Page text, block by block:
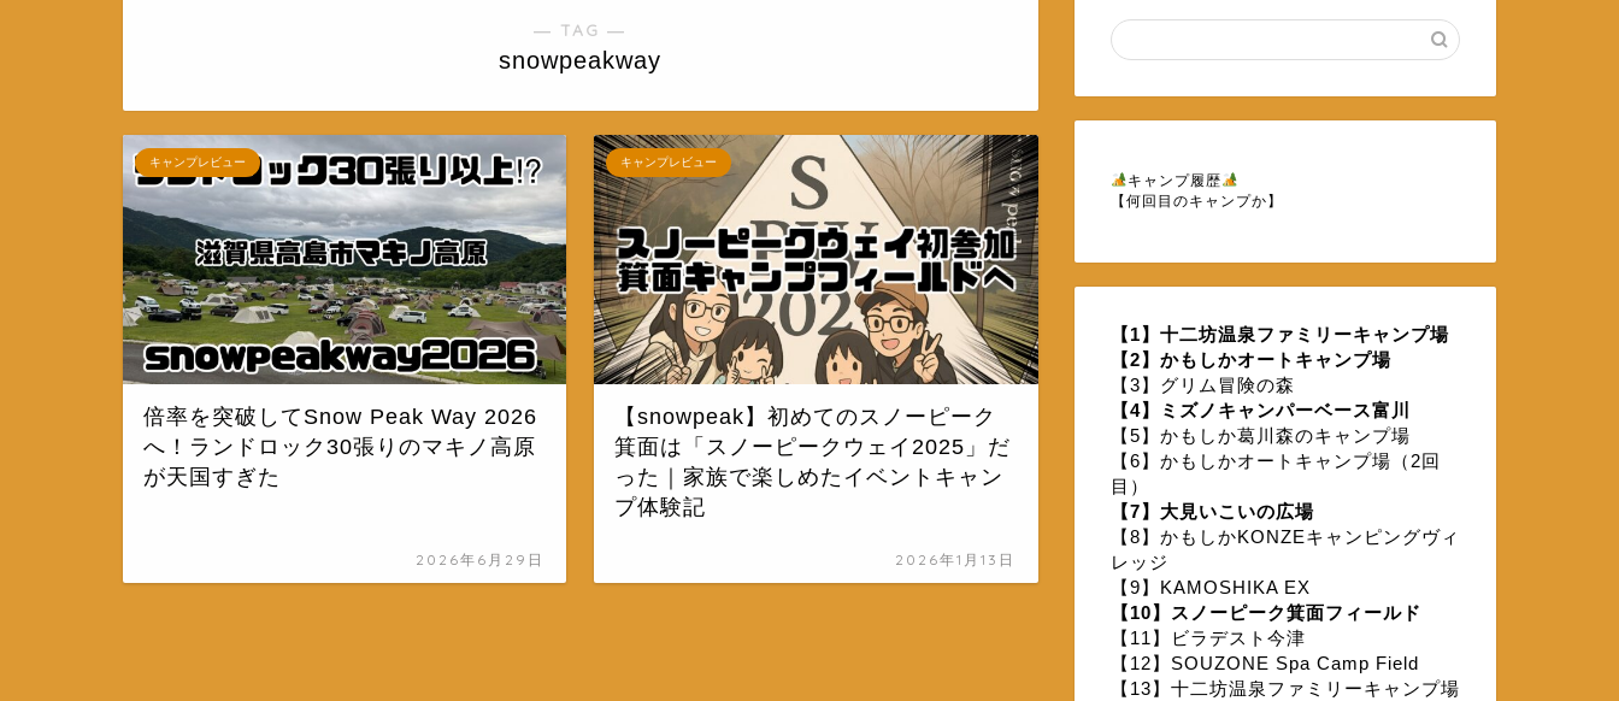
― TAG ―
snowpeakway
キャンプレビュー
倍率を突破してSnow Peak Way 2026
へ！ランドロック30張りのマキノ高原
が天国すぎた
2026年6月29日
キャンプレビュー
【snowpeak】初めてのスノーピーク
箕面は「スノーピークウェイ2025」だ
った｜家族で楽しめたイベントキャン
プ体験記
2026年1月13日
キャンプ履歴
【何回目のキャンプか】
【1】十二坊温泉ファミリーキャンプ場
【2】かもしかオートキャンプ場
【3】グリム冒険の森
【4】ミズノキャンパーベース富川
【5】かもしか葛川森のキャンプ場
【6】かもしかオートキャンプ場（2回
目）
【7】大見いこいの広場
【8】かもしかKONZEキャンピングヴィ
レッジ
【9】KAMOSHIKA EX
【10】スノーピーク箕面フィールド
【11】ビラデスト今津
【12】SOUZONE Spa Camp Field
【13】十二坊温泉ファミリーキャンプ場